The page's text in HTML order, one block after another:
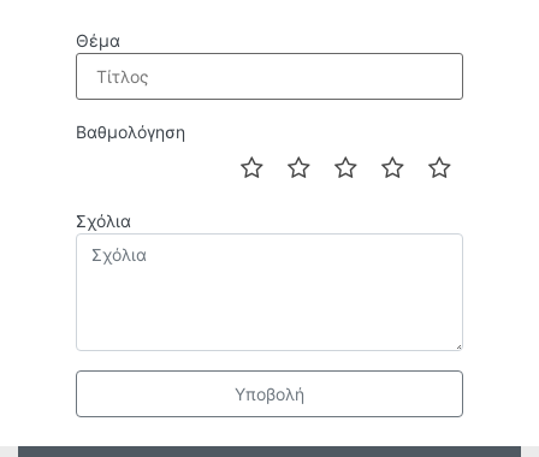
Θέμα
Βαθμολόγηση
Σχόλια
Υποβολή